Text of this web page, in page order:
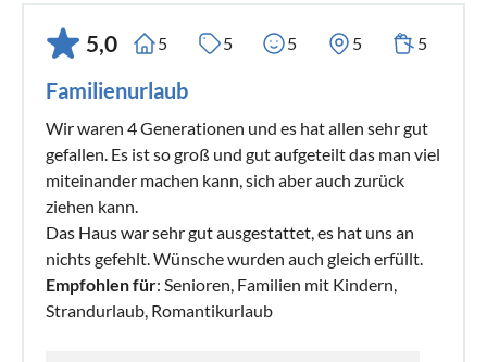
5,0 5 5 5 5 5
Familienurlaub
Wir waren 4 Generationen und es hat allen sehr gut
gefallen. Es ist so groß und gut aufgeteilt das man viel
miteinander machen kann, sich aber auch zurück
ziehen kann.
Das Haus war sehr gut ausgestattet, es hat uns an
nichts gefehlt. Wünsche wurden auch gleich erfüllt.
Empfohlen für: Senioren, Familien mit Kindern,
Strandurlaub, Romantikurlaub